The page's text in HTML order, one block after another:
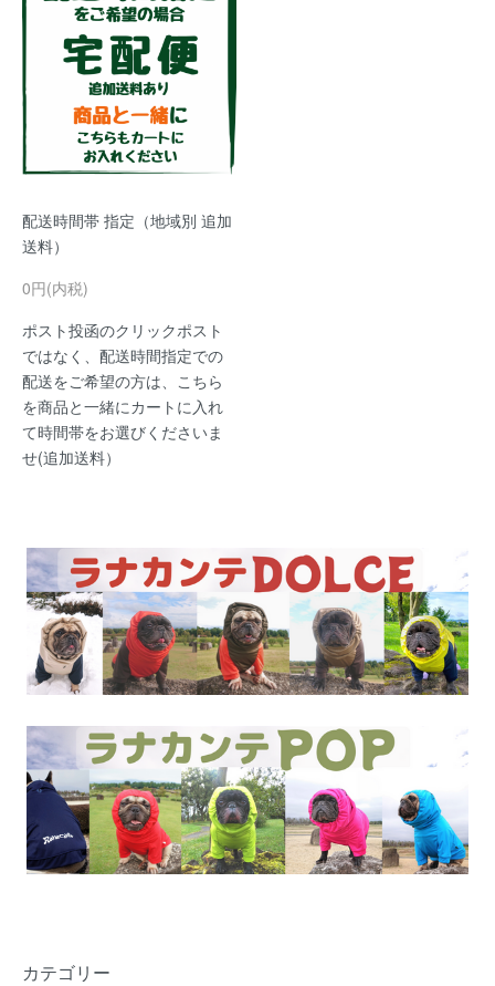
配送時間帯 指定（地域別 追加
送料）
0円(内税)
ポスト投函のクリックポスト
ではなく、配送時間指定での
配送をご希望の方は、こちら
を商品と一緒にカートに入れ
て時間帯をお選びくださいま
せ(追加送料）
カテゴリー